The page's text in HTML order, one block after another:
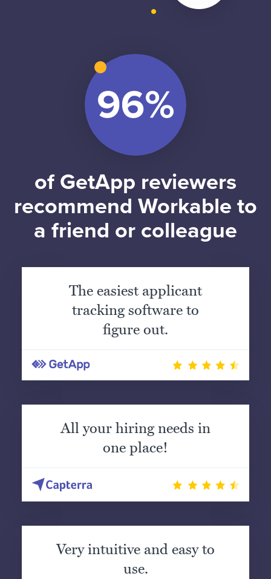
of GetApp reviewers
recommend Workable to
a friend or colleague
The easiest applicant
tracking software to
figure out.
All your hiring needs in
one place!
Very intuitive and easy to
use.